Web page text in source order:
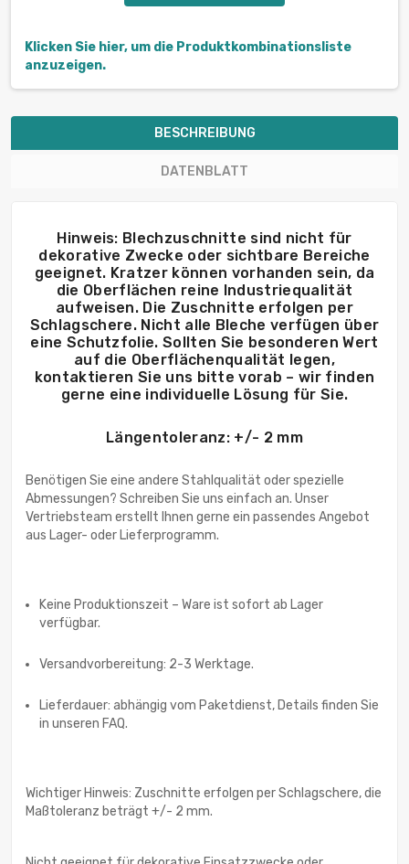
Klicken Sie hier, um die Produktkombinationsliste
anzuzeigen.
BESCHREIBUNG
DATENBLATT
Hinweis: Blechzuschnitte sind nicht für
dekorative Zwecke oder sichtbare Bereiche
geeignet. Kratzer können vorhanden sein, da
die Oberflächen reine Industriequalität
aufweisen. Die Zuschnitte erfolgen per
Schlagschere. Nicht alle Bleche verfügen über
eine Schutzfolie. Sollten Sie besonderen Wert
auf die Oberflächenqualität legen,
kontaktieren Sie uns bitte vorab – wir finden
gerne eine individuelle Lösung für Sie.
Längentoleranz: +/- 2 mm
Benötigen Sie eine andere Stahlqualität oder spezielle
Abmessungen? Schreiben Sie uns einfach an. Unser
Vertriebsteam erstellt Ihnen gerne ein passendes Angebot
aus Lager- oder Lieferprogramm.
Keine Produktionszeit – Ware ist sofort ab Lager
verfügbar.
Versandvorbereitung: 2-3 Werktage.
Lieferdauer: abhängig vom Paketdienst, Details finden Sie
in unseren FAQ.
Wichtiger Hinweis: Zuschnitte erfolgen per Schlagschere, die
Maßtoleranz beträgt +/- 2 mm.